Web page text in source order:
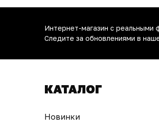
Интернет-магазин с реальными
Следите за обновлениями в
Новинки
КАТАЛОГ